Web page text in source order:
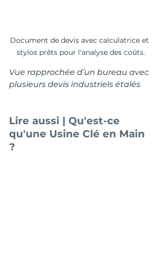
Document de devis avec calculatrice et
stylos prêts pour l'analyse des coûts.
Vue rapprochée d’un bureau avec
plusieurs devis industriels étalés
Lire aussi | Qu'est-ce
qu'une Usine Clé en Main
?